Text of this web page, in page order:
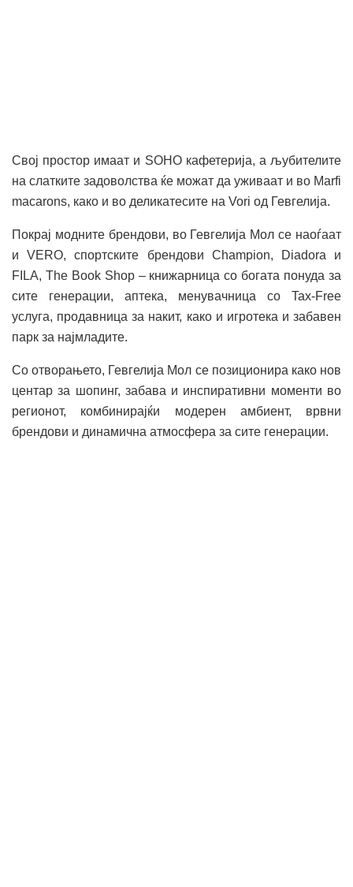
Свој простор имаат и SOHO кафетерија, а љубителите
на слатките задоволства ќе можат да уживаат и во Marfi
macarons, како и во деликатесите на Vori од Гевгелија.
Покрај модните брендови, во Гевгелија Мол се наоѓаат
и VERO, спортските брендови Champion, Diadora и
FILA, The Book Shop – книжарница со богата понуда за
сите генерации, аптека, менувачница со Tax-Free
услуга, продавница за накит, како и игротека и забавен
парк за најмладите.
Со отворањето, Гевгелија Мол се позиционира како нов
центар за шопинг, забава и инспиративни моменти во
регионот, комбинирајќи модерен амбиент, врвни
брендови и динамична атмосфера за сите генерации.